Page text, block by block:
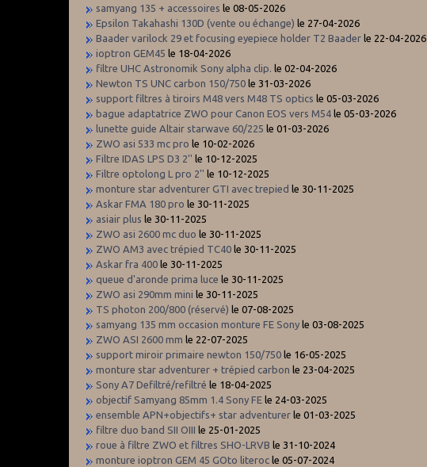
samyang 135 + accessoires le 08-05-2026
Epsilon Takahashi 130D (vente ou échange) le 27-04-2026
Baader varilock 29 et focusing eyepiece holder T2 Baader le 22-04-2026
ioptron GEM45 le 18-04-2026
filtre UHC Astronomik Sony alpha clip. le 02-04-2026
Newton TS UNC carbon 150/750 le 31-03-2026
support filtres à tiroirs M48 vers M48 TS optics le 05-03-2026
bague adaptatrice ZWO pour Canon EOS vers M54 le 05-03-2026
lunette guide Altair starwave 60/225 le 01-03-2026
ZWO asi 533 mc pro le 10-02-2026
Filtre IDAS LPS D3 2'' le 10-12-2025
Filtre optolong L pro 2'' le 10-12-2025
monture star adventurer GTI avec trepied le 30-11-2025
Askar FMA 180 pro le 30-11-2025
asiair plus le 30-11-2025
ZWO asi 2600 mc duo le 30-11-2025
ZWO AM3 avec trépied TC40 le 30-11-2025
Askar fra 400 le 30-11-2025
queue d'aronde prima luce le 30-11-2025
ZWO asi 290mm mini le 30-11-2025
TS photon 200/800 (réservé) le 07-08-2025
samyang 135 mm occasion monture FE Sony le 03-08-2025
ZWO ASI 2600 mm le 22-07-2025
support miroir primaire newton 150/750 le 16-05-2025
monture star adventurer + trépied carbon le 23-04-2025
Sony A7 Defiltré/refiltré le 18-04-2025
objectif Samyang 85mm 1.4 Sony FE le 24-03-2025
ensemble APN+objectifs+ star adventurer le 01-03-2025
filtre duo band SII OIII le 25-01-2025
roue à filtre ZWO et filtres SHO-LRVB le 31-10-2024
monture ioptron GEM 45 GOto literoc le 05-07-2024